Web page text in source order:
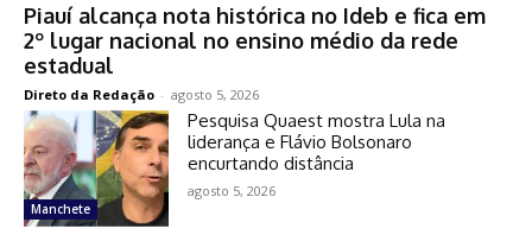
Piauí alcança nota histórica no Ideb e fica em
2º lugar nacional no ensino médio da rede
estadual
Direto da Redação - agosto 5, 2026
Manchete
Pesquisa Quaest mostra Lula na
liderança e Flávio Bolsonaro
encurtando distância
agosto 5, 2026